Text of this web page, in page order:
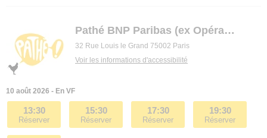
Pathé BNP Paribas (ex Opéra premier)
32 Rue Louis le Grand 75002 Paris
Voir les informations d'accessibilité
10 août 2026 - En VF
13:30
Réserver
15:30
Réserver
17:30
Réserver
19:30
Réserver